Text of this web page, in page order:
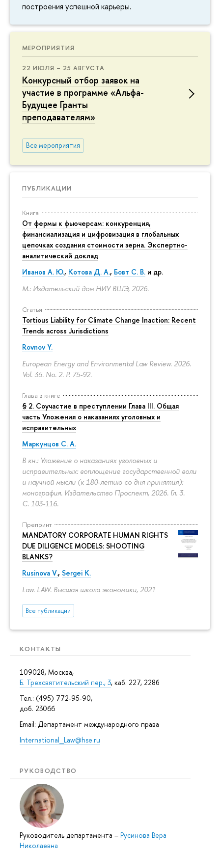
построения успешной карьеры.
МЕРОПРИЯТИЯ
22 ИЮЛЯ – 25 АВГУСТА
Конкурсный отбор заявок на
участие в программе «Альфа-
Будущее Гранты
преподавателям»
Все мероприятия
ПУБЛИКАЦИИ
Книга
От фермы к фьючерсам: конкуренция,
финансиализация и цифровизация в глобальных
цепочках создания стоимости зерна. Экспертно-
аналитический доклад
Иванов А. Ю., Котова Д. А., Бовт С. В. и др.
М.: Издательский дом НИУ ВШЭ, 2026.
Статья
Tortious Liability for Climate Change Inaction: Recent
Trends across Jurisdictions
Rovnov Y.
European Energy and Environmental Law Review. 2026.
Vol. 35. No. 2. P. 75-92.
Глава в книге
§ 2. Соучастие в преступлении Глава III. Общая
часть Уложения о наказаниях уголовных и
исправительных
Маркунцов С. А.
В кн.: Уложение о наказаниях уголовных и
исправительных: воплощение государственной воли
и научной мысли (к 180-летию со дня принятия):
монография. Издательство Проспект, 2026. Гл. 3.
С. 103-116.
Препринт
MANDATORY CORPORATE HUMAN RIGHTS
DUE DILIGENCE MODELS: SHOOTING
BLANKS?
Rusinova V., Sergei K.
Law. LAW. Высшая школа экономики, 2021
Все публикации
КОНТАКТЫ
109028, Москва,
Б. Трехсвятительский пер., 3, каб. 227, 228б
Тел.: (495) 772-95-90,
доб. 23066
Email: Департамент международного права
International_Law@hse.ru
РУКОВОДСТВО
Руководитель департамента – Русинова Вера
Николаевна